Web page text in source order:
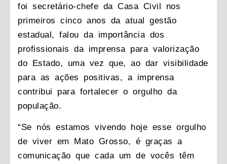
foi secretário-chefe da Casa Civil nos
primeiros cinco anos da atual gestão
estadual, falou da importância dos
profissionais da imprensa para valorização
do Estado, uma vez que, ao dar visibilidade
para as ações positivas, a imprensa
contribui para fortalecer o orgulho da
população.
“Se nós estamos vivendo hoje esse orgulho
de viver em Mato Grosso, é graças a
comunicação que cada um de vocês têm